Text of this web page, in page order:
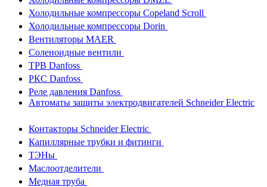
Холодильные компрессоры Copeland Scroll
Холодильные компрессоры Dorin
Вентиляторы MAER
Соленоидные вентили
ТРВ Danfoss
РКС Danfoss
Реле давления Danfoss
Автоматы защиты электродвигателей Schneider Electric
Контакторы Schneider Electric
Капиллярные трубки и фитинги
ТЭНы
Маслоотделители
Медная труба